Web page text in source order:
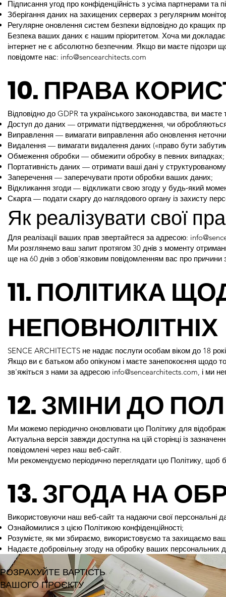
Підписання угод про конфіденційність з усіма партнерами та
Зберігання даних на захищених серверах з регулярним
Регулярне оновлення систем безпеки відповідно до кращих
Безпека ваших даних є нашим пріоритетом. Хоча ми
інтернет не є абсолютно безпечним. Якщо ви маєте підозри
повідомте нас: info@sencearchitects.com
10. ПРАВА
Відповідно до GDPR та українського законодавства, ви маєте
Доступ до даних — отримати підтвердження, чи
Виправлення — вимагати виправлення або оновлення
Видалення — вимагати видалення даних («право бути
Обмеження обробки — обмежити обробку в певних випадках;
Портативність даних — отримати ваші дані у
Заперечення — заперечувати проти обробки ваших даних;
Відкликання згоди — відкликати свою згоду у будь‑який
Скарга — подати скаргу до наглядового органу із захисту
Як реалізувати свої
Для реалізації ваших прав звертайтеся за адресою:
Ми розглянемо ваш запит протягом 30 днів з моменту
ще на 60 днів з обов'язковим повідомленням вас про причини
11. ПОЛІТИКА
НЕПОВНОЛІТНІХ
SENCE ARCHITECTS не надає послуги особам віком до 18
Якщо ви є батьком або опікуном і маєте занепокоєння щодо
зв'яжіться з нами за адресою info@sencearchitects.com, і ми
12. ЗМІНИ ДО
Ми можемо періодично оновлювати цю Політику для
Актуальна версія завжди доступна на цій сторінці із
повідомлені через наш веб‑сайт.
Ми рекомендуємо періодично переглядати цю Політику, щоб
13. ЗГОДА НА
Використовуючи наш веб‑сайт та надаючи свої персональні
Ознайомилися з цією Політикою конфіденційності;
Розумієте, як ми збираємо, використовуємо та захищаємо
Надаєте добровільну згоду на обробку ваших персональних
РОЗРАХУЙТЕ ВАРТІСТЬ
ВАШОГО ПРОЄКТУ